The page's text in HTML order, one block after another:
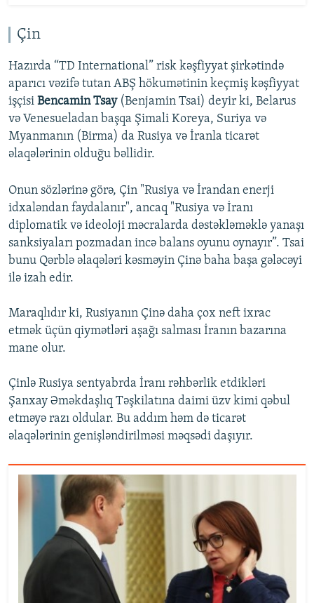
Çin
Hazırda “TD International” risk kəşfiyyat şirkətində
aparıcı vəzifə tutan ABŞ hökumətinin keçmiş kəşfiyyat
işçisi Bencamin Tsay(Benjamin Tsai) deyir ki, Belarus
və Venesueladan başqa Şimali Koreya, Suriya və
Myanmanın (Birma) da Rusiya və İranla ticarət
əlaqələrinin olduğu bəllidir.
Onun sözlərinə görə, Çin "Rusiya və İrandan enerji
idxaləndan faydalanır", ancaq "Rusiya və İranı
diplomatik və ideoloji məcralarda dəstəkləməklə yanaşı
sanksiyaları pozmadan incə balans oyunu oynayır”. Tsai
bunu Qərblə əlaqələri kəsməyin Çinə baha başa gələcəyi
ilə izah edir.
Maraqlıdır ki, Rusiyanın Çinə daha çox neft ixrac
etmək üçün qiymətləri aşağı salması İranın bazarına
mane olur.
Çinlə Rusiya sentyabrda İranı rəhbərlik etdikləri
Şanxay Əməkdaşlıq Təşkilatına daimi üzv kimi qəbul
etməyə razı oldular. Bu addım həm də ticarət
əlaqələrinin genişləndirilməsi məqsədi daşıyır.